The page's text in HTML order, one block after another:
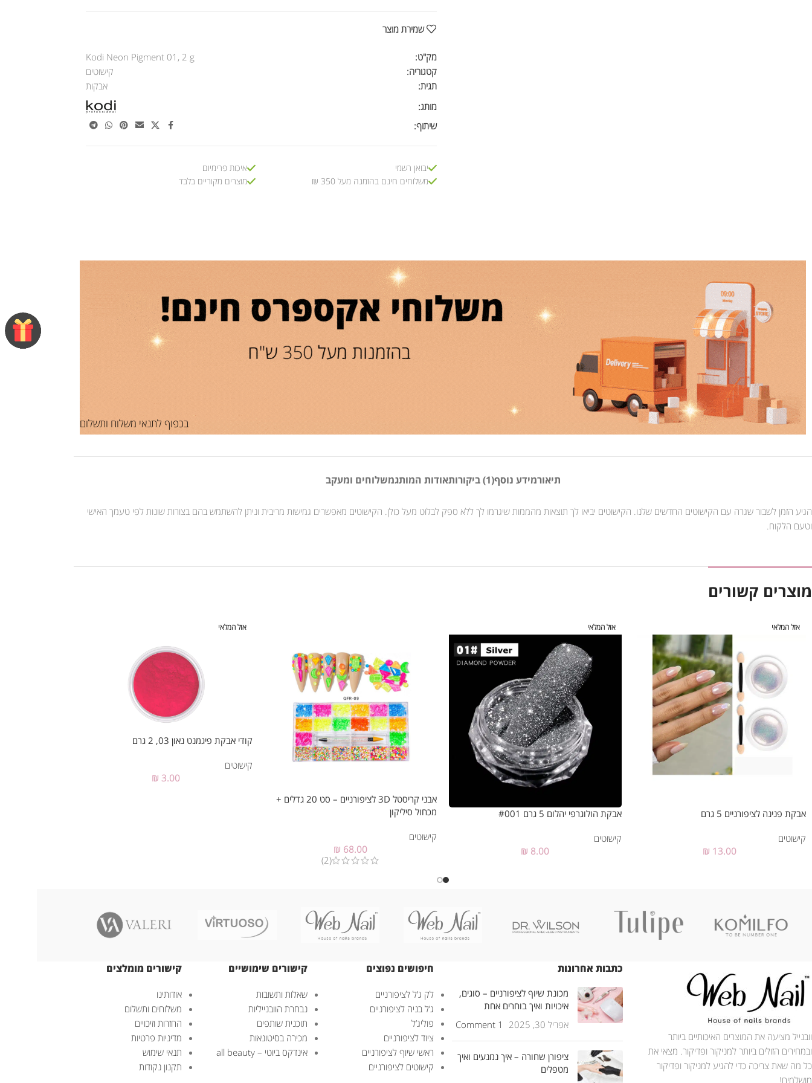
שמירת מוצר
מק"ט:
Kodi Neon Pigment 01, 2 g
קטגוריה:
קישוטים
תגית:
אבקות
מותג:
שיתוף:
יבואן רשמי
משלוחים חינם בהזמנה מעל 350 ₪
איכות פרימיום
מוצרים מקוריים בלבד
בכפוף לתנאי משלוח ותשלום
תיאורמידע נוסף(1) ביקורות אודות המותגמשלוחים ומעקב
הגיע הזמן לשבור שגרה עם הקישוטים החדשים שלנו. הקישוטים יביאו לך תוצאות מהממות שיגרמו לך ללא ספק לבלוט מעל כולן. הקישוטים מאפשרים גמישות מריבית וניתן להשתמש בהם בצורות שונות לפי טעמך האישי
וטעם הלקוח.
מוצרים קשורים
אזל המלאי
אבקת פנינה לציפורניים 5 גרם
קישוטים
₪ 13.00
אזל המלאי
אבקת הולוגרפי יהלום 5 גרם #001
קישוטים
₪ 8.00
אבני קריסטל 3D לציפורניים – סט 20 גדלים +
מכחול סיליקון
קישוטים
₪ 68.00
(2)
אזל המלאי
קודי אבקת פיגמנט נאון 03, 2 גרם
קישוטים
₪ 3.00
וובנייל מציעה את המוצרים האיכותיים ביותר
ובמחירים הזולים ביותר למניקור ופדיקור. מצאי את
כל מה שאת צריכה כדי להגיע למניקור ופדיקור
מושלמים!
כתבות אחרונות
מכונת שיוף לציפורניים – סוגים,
איכויות ואיך בוחרים אחת
אפריל 30, 2025
1 Comment
ציפורן שחורה – איך נמנעים ואיך
מטפלים
חיפושים נפוצים
לק ג’ל לציפורניים
ג’ל בניה לציפורניים
פוליג’ל
ציוד לציפורניים
ראשי שיוף לציפורניים
קישוטים לציפורניים
קישורים שימושיים
שאלות ותשובות
נבחרת הוובנייליות
תוכנית שותפים
מכירה בסיטונאות
אינדקס ביוטי – all beauty
קישורים מומלצים
אודותינו
משלוחים ותשלום
החזרות וזיכויים
מדיניות פרטיות
תנאי שימוש
תקנון נקודות